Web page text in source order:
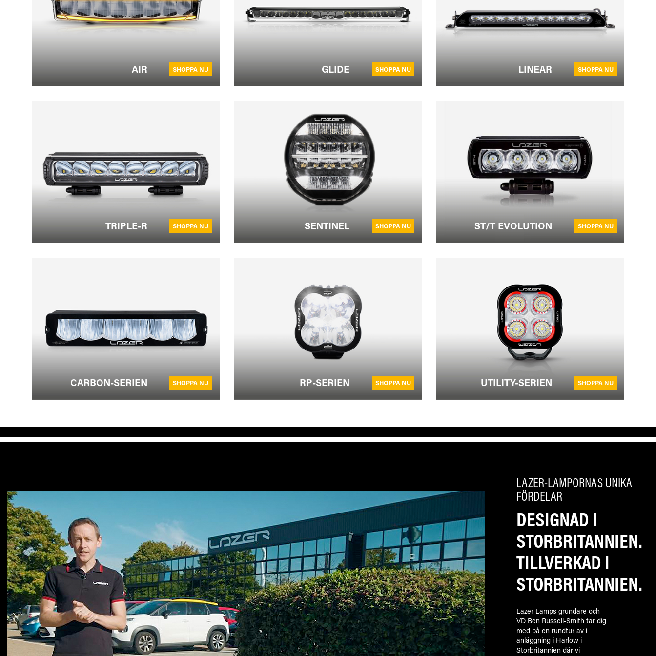
AIR SHOPPA NU GLIDE SHOPPA NU LINEAR SHOPPA NU
TRIPLE-R SHOPPA NU SENTINEL SHOPPA NU ST/T EVOLUTION SHOPPA NU
CARBON-SERIEN SHOPPA NU RP-SERIEN SHOPPA NU UTILITY-SERIEN SHOPPA NU
LAZER-LAMPORNAS UNIKA
FÖRDELAR
DESIGNAD I
STORBRITANNIEN.
TILLVERKAD I
STORBRITANNIEN.
Lazer Lamps grundare och
VD Ben Russell-Smith tar dig
med på en rundtur av i
anläggning i Harlow i
Storbritannien där vi